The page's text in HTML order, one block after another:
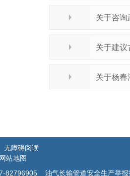
关于咨询
关于建议
关于杨春
无障碍阅读
网站地图
82796905 油气长输管道安全生产举